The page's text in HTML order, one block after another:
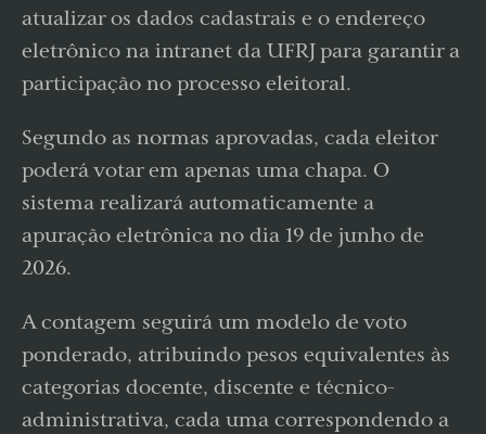
atualizar os dados cadastrais e o endereço
eletrônico na intranet da UFRJ para garantir a
participação no processo eleitoral.
Segundo as normas aprovadas, cada eleitor
poderá votar em apenas uma chapa. O
sistema realizará automaticamente a
apuração eletrônica no dia 19 de junho de
2026.
A contagem seguirá um modelo de voto
ponderado, atribuindo pesos equivalentes às
categorias docente, discente e técnico-
administrativa, cada uma correspondendo a